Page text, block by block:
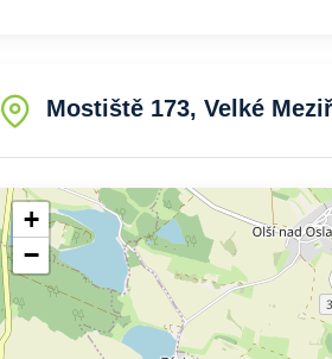
Mostiště 173, Velké
+
−